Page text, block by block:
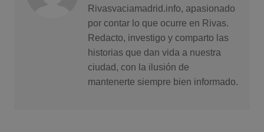
Rivasvaciamadrid.info, apasionado
por contar lo que ocurre en Rivas.
Redacto, investigo y comparto las
historias que dan vida a nuestra
ciudad, con la ilusión de
mantenerte siempre bien informado.